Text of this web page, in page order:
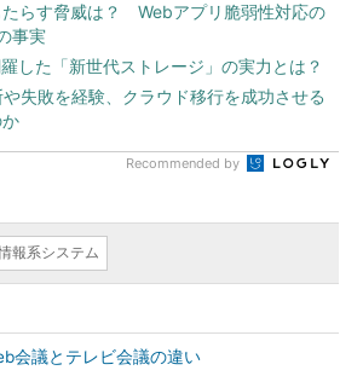
らす脅威は？ Webアプリ脆弱性対応の
事実
した「新世代ストレージ」の実力とは？
失敗を経験、クラウド移行を成功させる
Recommended by
報系システム
会議とテレビ会議の違い